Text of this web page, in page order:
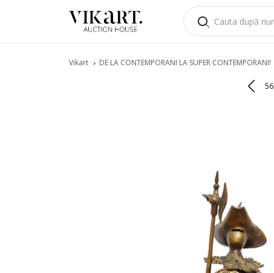
Vikart DE LA CONTEMPORANI LA SUPER CONTEMPORANI!
56